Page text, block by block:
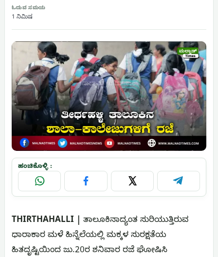
ಓದುವ ಸಮಯ
1 ನಿಮಿಷ
ಹಂಚಿಕೊಳ್ಳಿ :
WhatsApp Facebook X Telegram
THIRTHAHALLI |
ತಾಲೂಕಿನಾದ್ಯಂತ ಸುರಿಯುತ್ತಿರುವ
ಧಾರಾಕಾರ ಮಳೆ ಹಿನ್ನೆಲೆಯಲ್ಲಿ ಮಕ್ಕಳ ಸುರಕ್ಷತೆಯ
ಹಿತದೃಷ್ಟಿಯಿಂದ ಜು.20ರ ಶನಿವಾರ ರಜೆ ಘೋಷಿಸಿ